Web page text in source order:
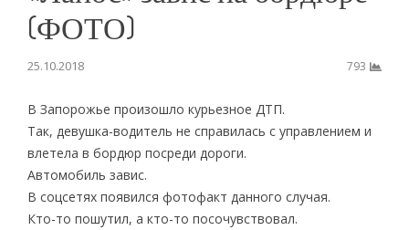
(ФОТО)
25.10.2018 793
В Запорожье произошло курьезное ДТП.
Так, девушка-водитель не справилась с управлением и
влетела в бордюр посреди дороги.
Автомобиль завис.
В соцсетях появился фотофакт данного случая.
Кто-то пошутил, а кто-то посочувствовал.